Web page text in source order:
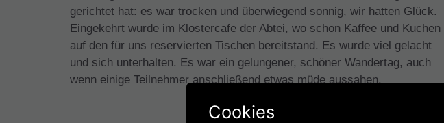
gerichtet hat: es war trocken und überwiegend sonnig, wir hatten Glück.
Eingekehrt wurde im Klostercafe der Abtei, wo schon Kaffee und Kuchen
auf den für uns reservierten Tischen bereitstand. Es wurde viel gelacht
und sich unterhalten. Es war ein gelungener, schöner Wandertag, auch
wenn einige Teilnehmer anschließend etwas müde aussahen.
Cookies